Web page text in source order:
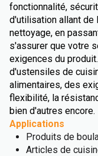
fonctionnalité,
d'utilisation allant de
nettoyage, en
s'assurer que votre
exigences du
d'ustensiles de
alimentaires, des
flexibilité, la
bien d'autres encore.
Applications
Produits de
Articles de